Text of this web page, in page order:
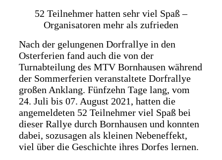
52 Teilnehmer hatten sehr viel Spaß –
Organisatoren mehr als zufrieden
Nach der gelungenen Dorfrallye in den
Osterferien fand auch die von der
Turnabteilung des MTV Bornhausen während
der Sommerferien veranstaltete Dorfrallye
großen Anklang. Fünfzehn Tage lang, vom
24. Juli bis 07. August 2021, hatten die
angemeldeten 52 Teilnehmer viel Spaß bei
dieser Rallye durch Bornhausen und konnten
dabei, sozusagen als kleinen Nebeneffekt,
viel über die Geschichte ihres Dorfes lernen.